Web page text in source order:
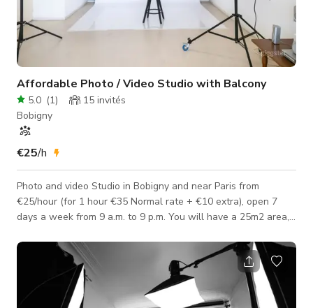
Affordable Photo / Video Studio with Balcony
5.0 (1) 15 invités
Bobigny
€25/h
Photo and video Studio in Bobigny and near Paris from
€25/hour (for 1 hour €35 Normal rate + €10 extra), open 7
days a week from 9 a.m. to 9 p.m. You will have a 25m2 area,
allow you to give shape to our artistic ideas. We are equipped
with a 2.72m wide studio backdrop for all your photoshoot,
video or product shooting needs. The studio has a capacity of
up to 👥 10 people. Easy to access, our studio is a 5-minute